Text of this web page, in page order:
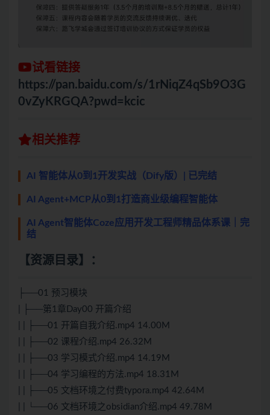
试看链接
https://pan.baidu.com/s/1rNiqZ4qSb9O3G
0vZyKRGQA?pwd=kcic
相关推荐
AI 智能体从0到1开发实战（Dify版）| 已完结
AI Agent+MCP从0到1打造商业级编程智能体
AI Agent智能体Coze应用开发工程师精品体系课｜完
结
【资源目录】：
├──01 预习模块
| ├──第1章Day00 开篇介绍
| | ├──01 开篇自我介绍.mp4 14.00M
| | ├──02 课程介绍.mp4 26.32M
| | ├──03 学习模式介绍.mp4 14.19M
| | ├──04 学习编程的方法.mp4 18.31M
| | ├──05 文档环境之付费typora.mp4 42.64M
| | └──06 文档环境之obsidian介绍.mp4 49.78M